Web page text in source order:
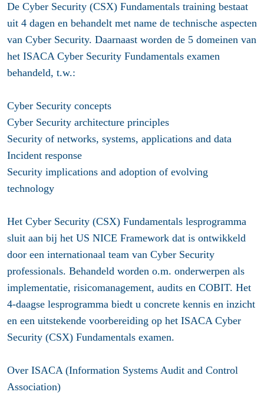
De Cyber Security (CSX) Fundamentals training bestaat
uit 4 dagen en behandelt met name de technische aspecten
van Cyber Security. Daarnaast worden de 5 domeinen van
het ISACA Cyber Security Fundamentals examen
behandeld, t.w.:
Cyber Security concepts
Cyber Security architecture principles
Security of networks, systems, applications and data
Incident response
Security implications and adoption of evolving
technology
Het Cyber Security (CSX) Fundamentals lesprogramma
sluit aan bij het US NICE Framework dat is ontwikkeld
door een internationaal team van Cyber Security
professionals. Behandeld worden o.m. onderwerpen als
implementatie, risicomanagement, audits en COBIT. Het
4-daagse lesprogramma biedt u concrete kennis en inzicht
en een uitstekende voorbereiding op het ISACA Cyber
Security (CSX) Fundamentals examen.
Over ISACA (Information Systems Audit and Control
Association)